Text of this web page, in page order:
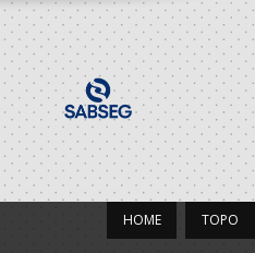
Seniores F
Seniores F
TOPO
HOME